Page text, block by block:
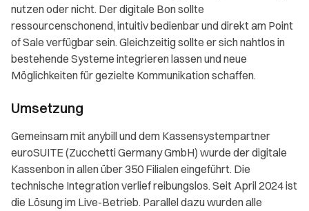
nutzen oder nicht. Der digitale Bon sollte
ressourcenschonend, intuitiv bedienbar und direkt am Point
of Sale verfügbar sein. Gleichzeitig sollte er sich nahtlos in
bestehende Systeme integrieren lassen und neue
Möglichkeiten für gezielte Kommunikation schaffen.
Umsetzung
Gemeinsam mit anybill und dem Kassensystempartner
euroSUITE (Zucchetti Germany GmbH) wurde der digitale
Kassenbon in allen über 350 Filialen eingeführt. Die
technische Integration verlief reibungslos. Seit April 2024 ist
die Lösung im Live-Betrieb. Parallel dazu wurden alle